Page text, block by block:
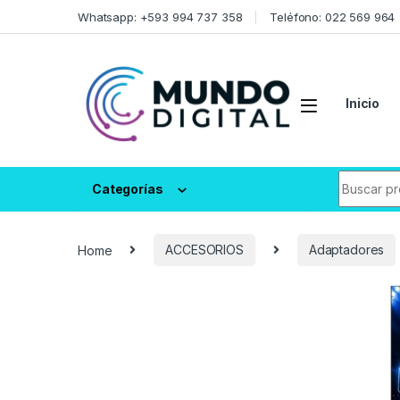
Whatsapp: +593 994 737 358 Teléfono: 022 569 964
Inicio
Categorías
Home ACCESORIOS Adaptadores